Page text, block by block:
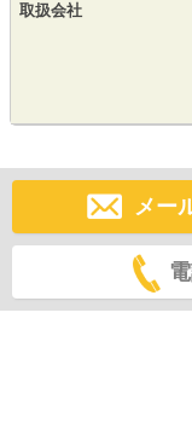
取扱会社
メー